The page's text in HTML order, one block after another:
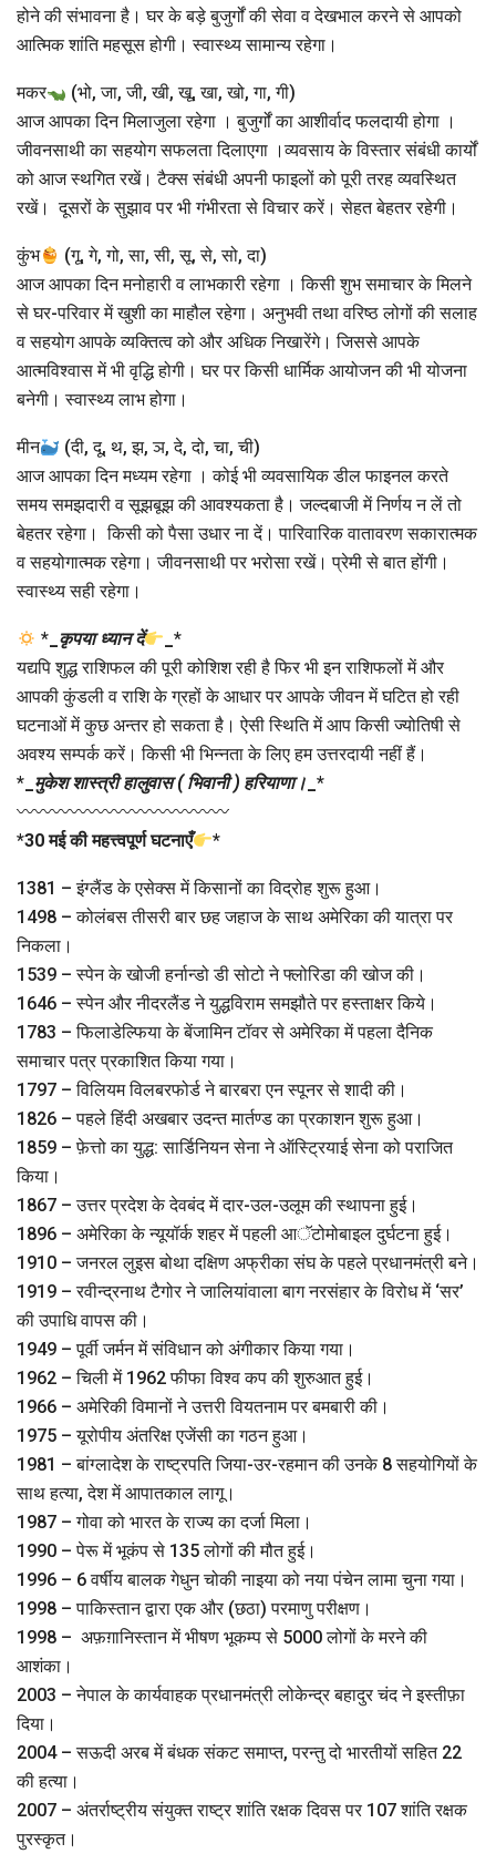
होने की संभावना है। घर के बड़े बुजुर्गों की सेवा व देखभाल करने से आपको
आत्मिक शांति महसूस होगी। स्वास्थ्य सामान्य रहेगा।
मकर
(भो, जा, जी, खी, खू, खा, खो, गा, गी)
आज आपका दिन मिलाजुला रहेगा । बुजुर्गों का आशीर्वाद फलदायी होगा ।
जीवनसाथी का सहयोग सफलता दिलाएगा ।व्यवसाय के विस्तार संबंधी कार्यों
को आज स्थगित रखें। टैक्स संबंधी अपनी फाइलों को पूरी तरह व्यवस्थित
रखें। दूसरों के सुझाव पर भी गंभीरता से विचार करें। सेहत बेहतर रहेगी।
कुंभ
(गू, गे, गो, सा, सी, सू, से, सो, दा)
आज आपका दिन मनोहारी व लाभकारी रहेगा । किसी शुभ समाचार के मिलने
से घर-परिवार में खुशी का माहौल रहेगा। अनुभवी तथा वरिष्ठ लोगों की सलाह
व सहयोग आपके व्यक्तित्व को और अधिक निखारेंगे। जिससे आपके
आत्मविश्वास में भी वृद्धि होगी। घर पर किसी धार्मिक आयोजन की भी योजना
बनेगी। स्वास्थ्य लाभ होगा।
मीन
(दी, दू, थ, झ, ञ, दे, दो, चा, ची)
आज आपका दिन मध्यम रहेगा । कोई भी व्यवसायिक डील फाइनल करते
समय समझदारी व सूझबूझ की आवश्यकता है। जल्दबाजी में निर्णय न लें तो
बेहतर रहेगा। किसी को पैसा उधार ना दें। पारिवारिक वातावरण सकारात्मक
व सहयोगात्मक रहेगा। जीवनसाथी पर भरोसा रखें। प्रेमी से बात होंगी।
स्वास्थ्य सही रहेगा।
* कृपया ध्यान दें _*
यद्यपि शुद्ध राशिफल की पूरी कोशिश रही है फिर भी इन राशिफलों में और
आपकी कुंडली व राशि के ग्रहों के आधार पर आपके जीवन में घटित हो रही
घटनाओं में कुछ अन्तर हो सकता है। ऐसी स्थिति में आप किसी ज्योतिषी से
अवश्य सम्पर्क करें। किसी भी भिन्नता के लिए हम उत्तरदायी नहीं हैं।
* मुकेश शास्त्री हालुवास ( भिवानी ) हरियाणा। *
〰〰〰〰〰〰〰〰〰〰〰〰
*30 मई की महत्त्वपूर्ण घटनाएँ *
1381 – इंग्लैंड के एसेक्स में किसानों का विद्रोह शुरू हुआ।
1498 – कोलंबस तीसरी बार छह जहाज के साथ अमेरिका की यात्रा पर
निकला।
1539 – स्पेन के खोजी हर्नान्डो डी सोटो ने फ्लोरिडा की खोज की।
1646 – स्पेन और नीदरलैंड ने युद्धविराम समझौते पर हस्ताक्षर किये।
1783 – फिलाडेल्फिया के बेंजामिन टॉवर से अमेरिका में पहला दैनिक
समाचार पत्र प्रकाशित किया गया।
1797 – विलियम विलबरफोर्ड ने बारबरा एन स्पूनर से शादी की।
1826 – पहले हिंदी अखबार उदन्त मार्तण्ड का प्रकाशन शुरू हुआ।
1859 – फ़ेत्तो का युद्ध: सार्डिनियन सेना ने ऑस्ट्रियाई सेना को पराजित
किया।
1867 – उत्तर प्रदेश के देवबंद में दार-उल-उलूम की स्थापना हुई।
1896 – अमेरिका के न्यूयॉर्क शहर में पहली आॅटोमोबाइल दुर्घटना हुई।
1910 – जनरल लुइस बोथा दक्षिण अफ्रीका संघ के पहले प्रधानमंत्री बने।
1919 – रवीन्द्रनाथ टैगोर ने जालियांवाला बाग नरसंहार के विरोध में ‘सर’
की उपाधि वापस की।
1949 – पूर्वी जर्मन में संविधान को अंगीकार किया गया।
1962 – चिली में 1962 फीफा विश्व कप की शुरुआत हुई।
1966 – अमेरिकी विमानों ने उत्तरी वियतनाम पर बमबारी की।
1975 – यूरोपीय अंतरिक्ष एजेंसी का गठन हुआ।
1981 – बांग्लादेश के राष्ट्रपति जिया-उर-रहमान की उनके 8 सहयोगियों के
साथ हत्या, देश में आपातकाल लागू।
1987 – गोवा को भारत के राज्य का दर्जा मिला।
1990 – पेरू में भूकंप से 135 लोगों की मौत हुई।
1996 – 6 वर्षीय बालक गेधुन चोकी नाइया को नया पंचेन लामा चुना गया।
1998 – पाकिस्तान द्वारा एक और (छठा) परमाणु परीक्षण।
1998 – अफ़ग़ानिस्तान में भीषण भूकम्प से 5000 लोगों के मरने की
आशंका।
2003 – नेपाल के कार्यवाहक प्रधानमंत्री लोकेन्द्र बहादुर चंद ने इस्तीफ़ा
दिया।
2004 – सऊदी अरब में बंधक संकट समाप्त, परन्तु दो भारतीयों सहित 22
की हत्या।
2007 – अंतर्राष्ट्रीय संयुक्त राष्ट्र शांति रक्षक दिवस पर 107 शांति रक्षक
पुरस्कृत।